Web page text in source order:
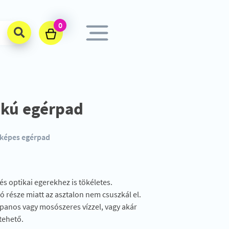
0
egérpad
egérpad
optikai egerekhez is tökéletes.
része miatt az asztalon nem csuszkál el.
vagy mosószeres vízzel, vagy akár